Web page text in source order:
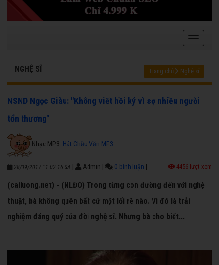
NGHỆ SĨ Trang chủ Nghệ sĩ
NSND Ngọc Giàu: "Không viết hồi ký vì sợ nhiều người
tổn thương"
Nhạc MP3: Hát Chầu Văn MP3
28/09/2017 11:02:16 SA Admin 0 bình luận 4456 lượt xem
(cailuong.net) - (NLĐO) Trong từng con đường đến với nghệ
thuật, bà không quên bất cứ một lối rẽ nào. Vì đó là trải
nghiệm đáng quý của đời nghệ sĩ. Nhưng bà cho biết...